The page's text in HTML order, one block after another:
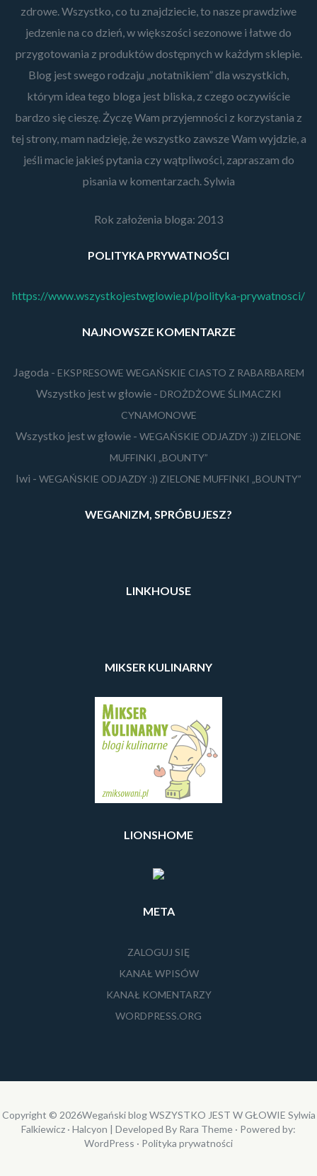
zdrowe. Wszystko, co tu znajdziecie, to nasze prawdziwe
jedzenie na co dzień, w większości sezonowe i łatwe do
przygotowania z produktów dostępnych w każdym sklepie.
Blog jest swego rodzaju „notatnikiem” dla wszystkich,
którym idea tego bloga jest bliska, z czego oczywiście
bardzo się cieszę. Życzę Wam przyjemności z korzystania z
tej strony, mam nadzieję, że wszystko zawsze Wam wyjdzie, a
jeśli macie jakieś pytania czy wątpliwości, zapraszam do
pisania w komentarzach. Sylwia
Rok założenia bloga: 2013
POLITYKA PRYWATNOŚCI
https://www.wszystkojestwglowie.pl/polityka-prywatnosci/
NAJNOWSZE KOMENTARZE
Jagoda - EKSPRESOWE WEGAŃSKIE CIASTO Z RABARBAREM
Wszystko jest w głowie- DROŻDŻOWE ŚLIMACZKI
CYNAMONOWE
Wszystko jest w głowie - WEGAŃSKIE ODJAZDY :)) ZIELONE
MUFFINKI „BOUNTY”
Iwi - WEGAŃSKIE ODJAZDY :)) ZIELONE MUFFINKI „BOUNTY”
WEGANIZM, SPRÓBUJESZ?
LINKHOUSE
MIKSER KULINARNY
LIONSHOME
META
ZALOGUJ SIĘ
KANAŁ WPISÓW
KANAŁ KOMENTARZY
WORDPRESS.ORG
Copyright © 2026Wegański blog WSZYSTKO JEST W GŁOWIE Sylwia
Falkiewicz · Halcyon | Developed By Rara Theme · Powered by:
WordPress · Polityka prywatności